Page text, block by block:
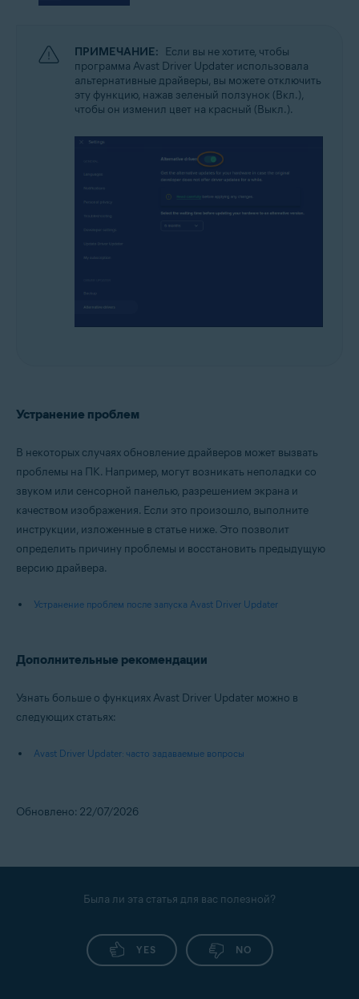
ПРИМЕЧАНИЕ: Если вы не хотите, чтобы
программа Avast Driver Updater использовала
альтернативные драйверы, вы можете отключить
эту функцию, нажав зеленый ползунок (Вкл.),
чтобы он изменил цвет на красный (Выкл.).
Устранение проблем
В некоторых случаях обновление драйверов может вызвать
проблемы на ПК. Например, могут возникать неполадки со
звуком или сенсорной панелью, разрешением экрана и
качеством изображения. Если это произошло, выполните
инструкции, изложенные в статье ниже. Это позволит
определить причину проблемы и восстановить предыдущую
версию драйвера.
Устранение проблем после запуска Avast Driver Updater
Дополнительные рекомендации
Узнать больше о функциях Avast Driver Updater можно в
следующих статьях:
Avast Driver Updater: часто задаваемые вопросы
Обновлено: 22/07/2026
Была ли эта статья для вас полезной?
YES NO